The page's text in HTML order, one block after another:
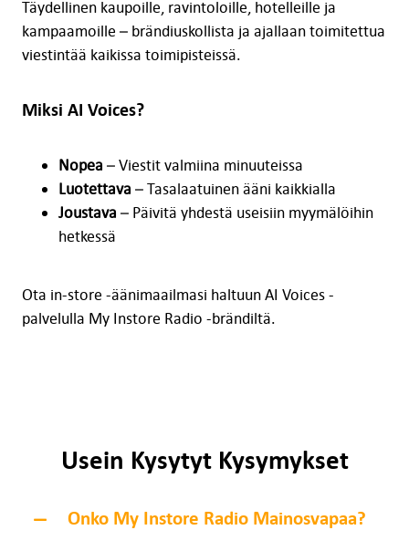
Täydellinen kaupoille, ravintoloille, hotelleille ja
kampaamoille – brändiuskollista ja ajallaan toimitettua
viestintää kaikissa toimipisteissä.
Miksi AI Voices?
Nopea – Viestit valmiina minuuteissa
Luotettava – Tasalaatuinen ääni kaikkialla
Joustava – Päivitä yhdestä useisiin myymälöihin
hetkessä
Ota in-store -äänimaailmasi haltuun AI Voices -
palvelulla My Instore Radio -brändiltä.
Usein Kysytyt Kysymykset
Onko My Instore Radio Mainosvapaa?